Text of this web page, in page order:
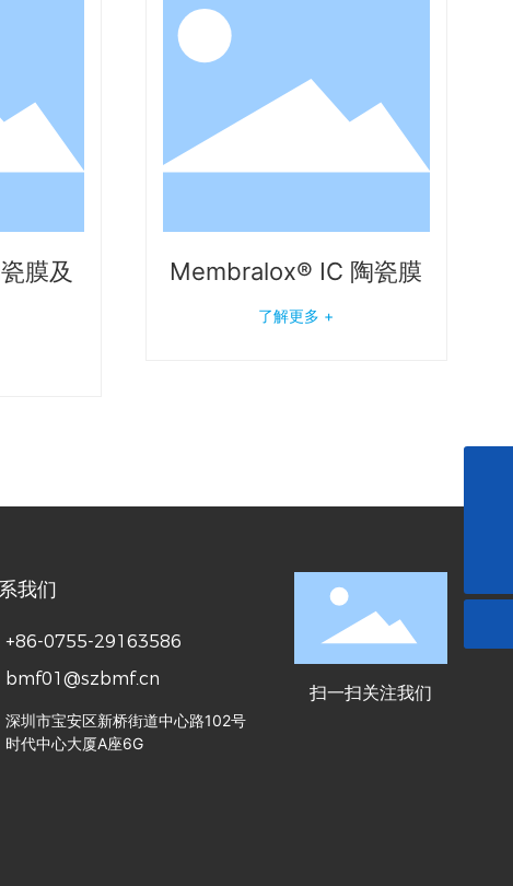
膜及
Membralox® IC 陶瓷膜
了解更多 +
我们
+86-0755-29163586
bmf01@szbmf.cn
深圳市宝安区新桥街道中心路102号
时代中心大厦A座6G
扫一扫关注我们
bmf01@szbmf.cn